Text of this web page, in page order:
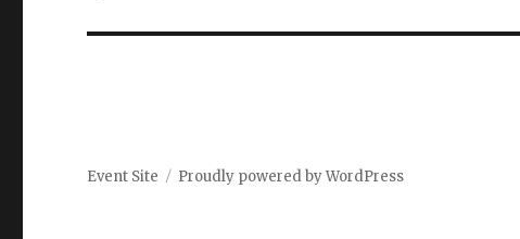
Event Site Proudly powered by WordPress